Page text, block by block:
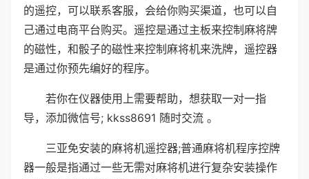
的遥控，可以联系客服，会给你购买渠道，也可以自
己通过电商平台购买。遥控是通过主板来控制麻将牌
的磁性，和骰子的磁性来控制麻将机来洗牌，遥控器
是通过你预先编好的程序。
若你在仪器使用上需要帮助，想获取一对一指
导，添加微信号; kkss8691 随时交流 。
三亚免安装的麻将机遥控器;普通麻将机程序控牌
器一般是指通过一些无需对麻将机进行复杂安装操作